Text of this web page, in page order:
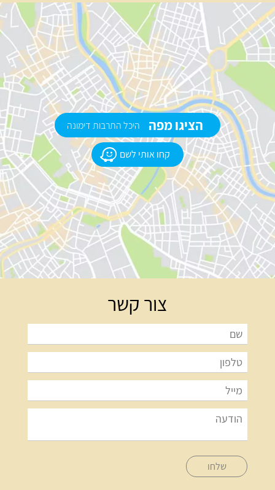
קחו אותי לשם
הציגו מפה היכל התרבות דימונה
צור קשר
שלחו